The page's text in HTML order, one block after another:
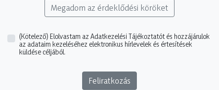
Megadom az érdeklődési köröket
(Kötelező) Elolvastam az Adatkezelési Tájékoztatót és hozzájárulok
az adataim kezeléséhez elektronikus hírlevelek és értesítések
küldése céljából.
Feliratkozás